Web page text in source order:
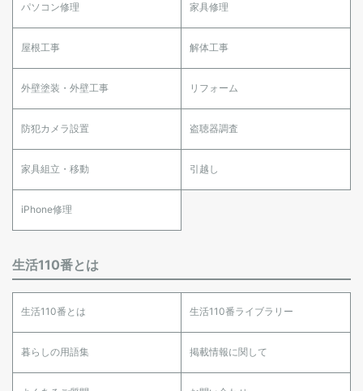
パソコン修理 家具修理
屋根工事 解体工事
外壁塗装・外壁工事 リフォーム
防犯カメラ設置 盗聴器調査
家具組立・移動 引越し
iPhone修理
生活110番とは
生活110番とは 生活110番ライブラリー
暮らしの用語集 掲載情報に関して